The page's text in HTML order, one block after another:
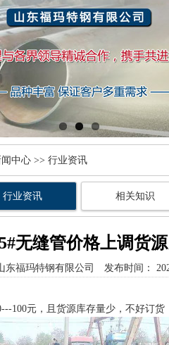
闻中心 >> 行业资讯
行业资讯 相关知识
无缝管价格上调货
东福玛特钢有限公司 发布时间：
100元，且货源库存量少，不好订货